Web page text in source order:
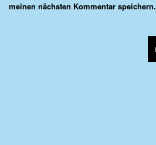
meinen nächsten Kommentar speichern.